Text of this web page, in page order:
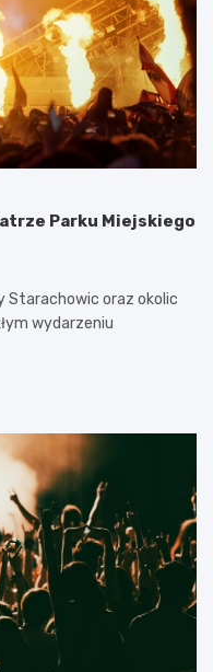
Parku Miejskiego
Starachowic oraz okolic
wydarzeniu